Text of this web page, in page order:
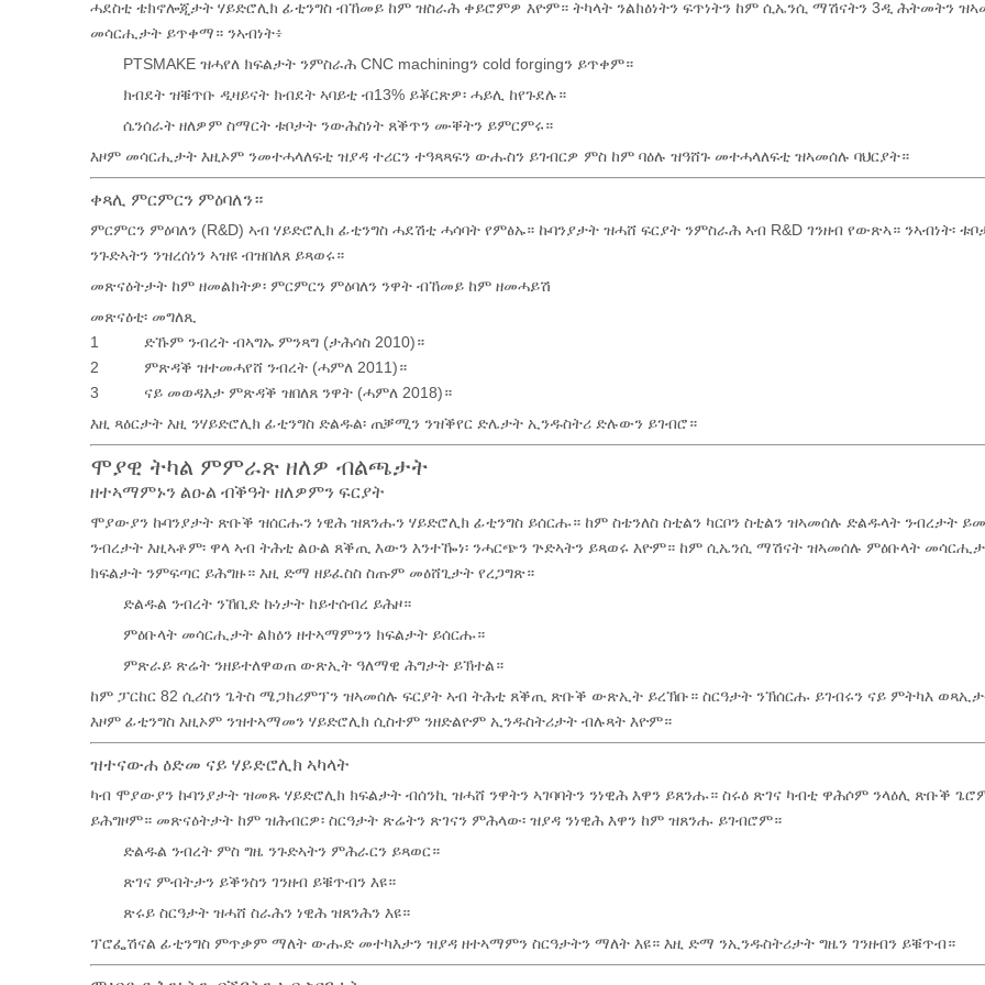
ሓደስቲ ቴክኖሎጂታት ሃይድሮሊክ ፊቲንግስ ብኸመይ ከም ዝስራሕ ቀይሮምዎ እዮም። ትካላት ንልክዕነትን ፍጥነትን ከም ሲኤንሲ ማሽናትን 3ዲ ሕትመትን
መሳርሒታት ይጥቀማ። ንኣብነት፥
PTSMAKE ዝሓየለ ክፍልታት ንምስራሕ CNC machiningን cold forgingን ይጥቀም።
ክብደት ዝቑጥቡ ዲዛይናት ክብደት ኣባይቲ ብ13% ይቖርጽዎ፡ ሓይሊ ከየጉደሉ።
ሴንሰራት ዘለዎም ስማርት ቱቦታት ንውሕስነት ጸቕጥን ሙቐትን ይምርምሩ።
እዞም መሳርሒታት እዚኦም ንመተሓላለፍቲ ዝያዳ ተሪርን ተዓጻጻፍን ውሑስን ይገብርዎ ምስ ከም ባዕሉ ዝዓሸጉ መተሓላለፍቲ ዝኣመሰሉ ባህርያት።
ቀጻሊ ምርምርን ምዕባለን።
ምርምርን ምዕባለን (R&D) ኣብ ሃይድሮሊክ ፊቲንግስ ሓደሽቲ ሓሳባት የምፅኡ። ኩባንያታት ዝሓሸ ፍርያት ንምስራሕ ኣብ R&D ገንዘብ የውጽኣ። ንኣብነት፡
ንጉድኣትን ንዝረሰነን ኣዝዩ ብዝበለጸ ይጻወሩ።
መጽናዕትታት ከም ዘመልክትዎ፡ ምርምርን ምዕባለን ንዋት ብኸመይ ከም ዘመሓይሽ
መጽናዕቲ፡ መግለጺ
1
ድኹም ንብረት ብኣግኡ ምንጻግ (ታሕሳስ 2010)።
2
ምጽዳቕ ዝተመሓየሸ ንብረት (ሓምለ 2011)።
3
ናይ መወዳእታ ምጽዳቕ ዝበለጸ ንዋት (ሓምለ 2018)።
እዚ ጻዕርታት እዚ ንሃይድሮሊክ ፊቲንግስ ድልዱል፡ ጠቓሚን ንዝቕየር ድሌታት ኢንዱስትሪ ድሉውን ይገብሮ።
ሞያዊ ትካል ምምራጽ ዘለዎ ብልጫታት
ዘተኣማምኑን ልዑል ብቕዓት ዘለዎምን ፍርያት
ሞያውያን ኩባንያታት ጽቡቕ ዝሰርሑን ነዊሕ ዝጸንሑን ሃይድሮሊክ ፊቲንግስ ይሰርሑ። ከም ስቴንለስ ስቲልን ካርቦን ስቲልን ዝኣመሰሉ ድልዱላት ንብረታት
ንብረታት እዚኣቶም፡ ዋላ ኣብ ትሕቲ ልዑል ጸቕጢ እውን እንተዀነ፡ ንሓርጭን ጕድኣትን ይጻወሩ እዮም። ከም ሲኤንሲ ማሽናት ዝኣመሰሉ ምዕቡላት
ክፍልታት ንምፍጣር ይሕግዙ። እዚ ድማ ዘይፈስስ ስጡም መዕሸጊታት የረጋግጽ።
ድልዱል ንብረት ንኸቢድ ኩነታት ከይተሰብረ ይሕዞ።
ምዕቡላት መሳርሒታት ልክዕን ዘተኣማምንን ክፍልታት ይሰርሑ።
ምጽራይ ጽሬት ንዘይተለዋወጠ ውጽኢት ዓለማዊ ሕግታት ይኽተል።
ከም ፓርከር 82 ሲሪስን ጌትስ ሜጋክሪምፕን ዝኣመሰሉ ፍርያት ኣብ ትሕቲ ጸቕጢ ጽቡቕ ውጽኢት ይረኽቡ። ስርዓታት ንኽሰርሑ ይገብሩን ናይ ምትካእ
እዞም ፊቲንግስ እዚኦም ንዝተኣማመን ሃይድሮሊክ ሲስተም ንዘድልዮም ኢንዱስትሪታት ብሉጻት እዮም።
ዝተናውሐ ዕድመ ናይ ሃይድሮሊክ ኣካላት
ካብ ሞያውያን ኩባንያታት ዝመጹ ሃይድሮሊክ ክፍልታት ብሰንኪ ዝሓሸ ንዋትን ኣገባባትን ንነዊሕ እዋን ይጸንሑ። ስሩዕ ጽገና ካብቲ ዋሕሶም ንላዕሊ ጽቡቕ
ይሕግዞም። መጽናዕትታት ከም ዝሕብርዎ፡ ስርዓታት ጽሬትን ጽገናን ምሕላው፡ ዝያዳ ንነዊሕ እዋን ከም ዝጸንሑ ይገብሮም።
ድልዱል ንብረት ምስ ግዜ ንጉድኣትን ምሕራርን ይጻወር።
ጽገና ምብትታን ይቕንስን ገንዘብ ይቑጥብን እዩ።
ጽሩይ ስርዓታት ዝሓሸ ስራሕን ነዊሕ ዝጸንሕን እዩ።
ፕሮፌሽናል ፊቲንግስ ምጥቃም ማለት ውሑድ መተካእታን ዝያዳ ዘተኣማምን ስርዓታትን ማለት እዩ። እዚ ድማ ንኢንዱስትሪታት ግዜን ገንዘብን ይቑጥብ።